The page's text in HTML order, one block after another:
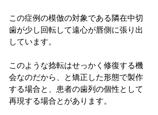
この症例の模倣の対象である隣在中切
歯が少し回転して遠心が唇側に張り出
しています。
このような捻転はせっかく修復する機
会なのだから、と矯正した形態で製作
する場合と、患者の歯列の個性として
再現する場合とがあります。